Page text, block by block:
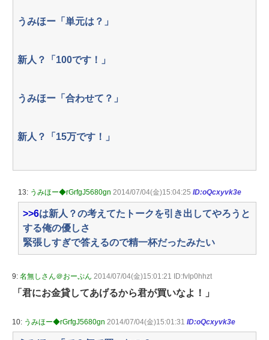
うみほー「単元は？」
新人？「100です！」
うみほー「合わせて？」
新人？「15万です！」
13: うみほー◆rGrfgJ5680gn 2014/07/04(金)15:04:25 ID:oQcxyvk3e
>>6は新人？の考えてたトークを引き出してやろうと
する俺の優しさ
緊張しすぎで答えるので精一杯だったみたい
9: 名無しさん＠おーぷん 2014/07/04(金)15:01:21 ID:fvIp0hhzt
「君にお金貸してあげるから君が買いなよ！」
10: うみほー◆rGrfgJ5680gn 2014/07/04(金)15:01:31 ID:oQcxyvk3e